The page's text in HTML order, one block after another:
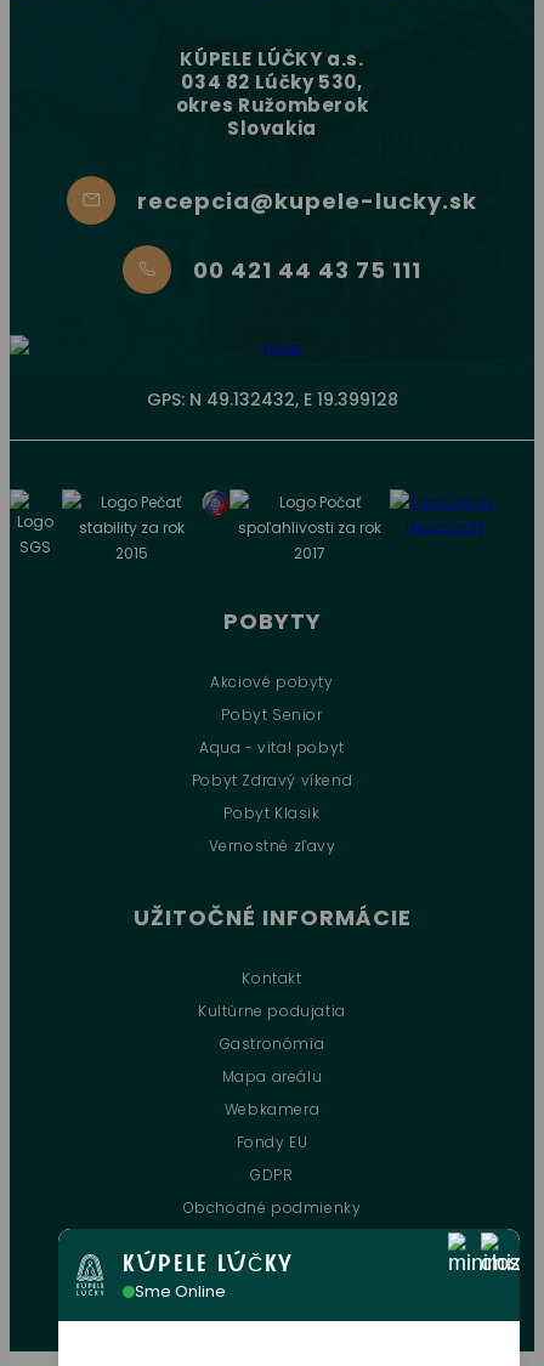
KÚPELE LÚČKY a.s.
034 82 Lúčky 530,
okres Ružomberok
Slovakia
recepcia@kupele-lucky.sk
00 421 44 43 75 111
GPS: N 49.132432, E 19.399128
POBYTY
Akciové pobyty
Pobyt Senior
Aqua - vital pobyt
Pobyt Zdravý víkend
Pobyt Klasik
Vernostné zľavy
UŽITOČNÉ INFORMÁCIE
Kontakt
Kultúrne podujatia
Gastronómia
Mapa areálu
Webkamera
Fondy EU
GDPR
Obchodné podmienky
Oznamovanie protispoločenskej činnosti
KÚPELE LÚČKY
Sme Online